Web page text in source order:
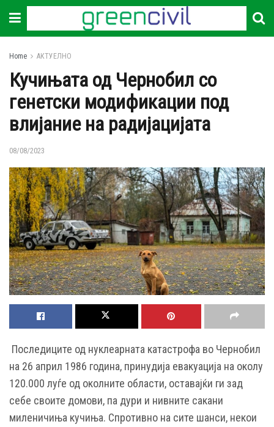
Home АКТУЕЛНО
Кучињата од Чернобил со
генетски модификации под
влијание на радијацијата
08/08/2023
Последиците од нуклеарната катастрофа во Чернобил
на 26 април 1986 година, принудија евакуација на околу
120.000 луѓе од околните области, оставајќи ги зад
себе своите домови, па дури и нивните сакани
миленичиња кучиња. Спротивно на сите шанси, некои